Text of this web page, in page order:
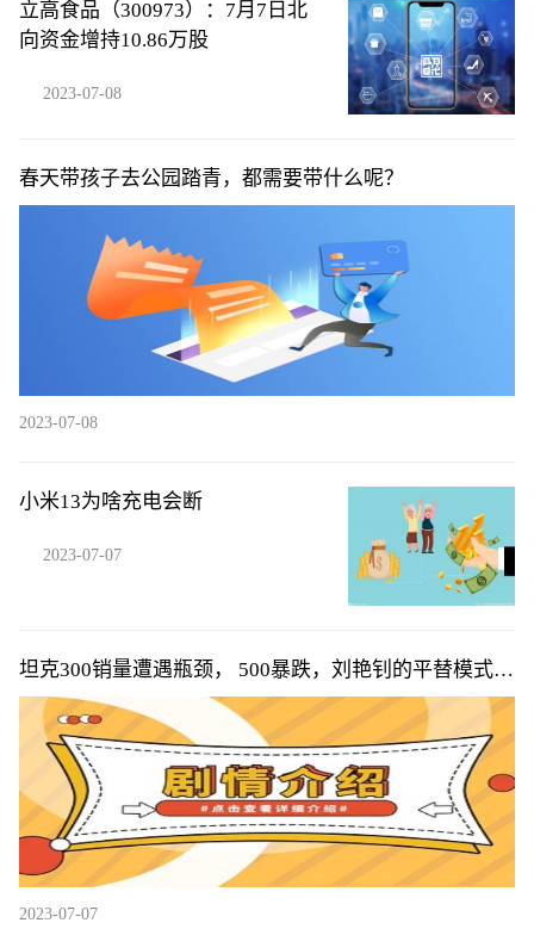
立高食品（300973）：7月7日北
向资金增持10.86万股
2023-07-08
春天带孩子去公园踏青，都需要带什么呢？
2023-07-08
小米13为啥充电会断
2023-07-07
坦克300销量遭遇瓶颈， 500暴跌，刘艳钊的平替模式遇
天花板，难
2023-07-07